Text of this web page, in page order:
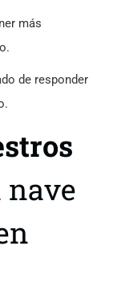
más
de responder
nave